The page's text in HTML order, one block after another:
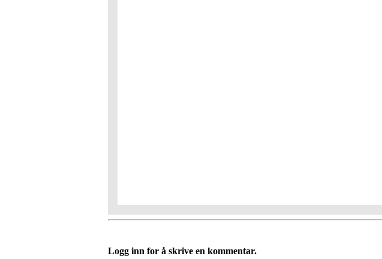
Logg inn for å skrive en kommentar.